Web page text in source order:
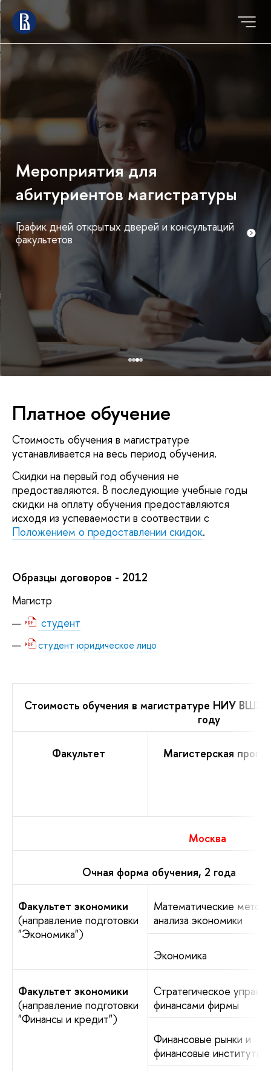
Мероприятия для
абитуриентов магистратуры
График дней открытых дверей и консультаций
факультетов
Платное обучение
Стоимость обучения в магистратуре
устанавливается на весь период обучения.
Скидки на первый год обучения не
предоставляются. В последующие учебные годы
скидки на оплату обучения предоставляются
исходя из успеваемости в соотвествии с
Положением о предоставлении скидок.
Образцы договоров - 2012
Магистр
студент
студент юридическое лицо
Стоимость обучения в магистратуре НИУ ВШЭ
году
Факультет Магистерская
Москва
Очная форма обучения, 2 года
Факультет экономики
(направление подготовки
"Экономика")
Математические
анализа экономики
Экономика
Факультет экономики
(направление подготовки
"Финансы и кредит")
Стратегическое
финансами фирмы
Финансовые рынки и
финансовые институты